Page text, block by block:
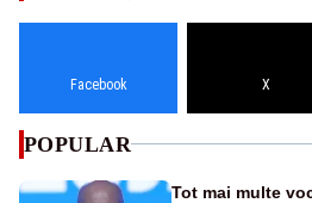
Facebook X
POPULAR
Tot mai multe